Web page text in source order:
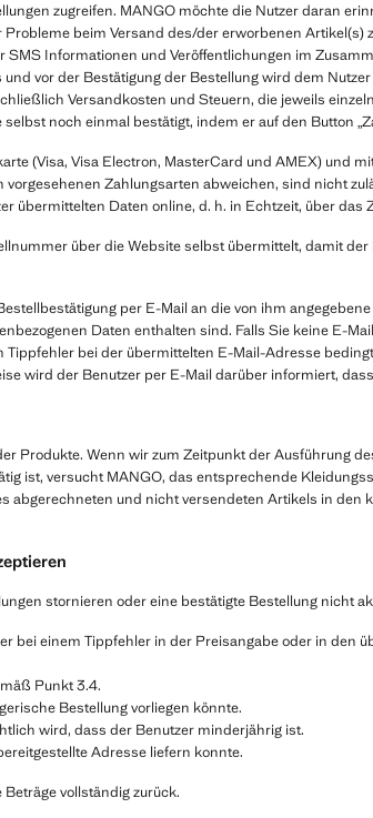
zugreifen. MANGO möchte die Nutzer daran
beim Versand des/der erworbenen Artikel(s)
Informationen und Veröffentlichungen im
vor der Bestätigung der Bestellung wird dem
Versandkosten und Steuern, die jeweils
noch einmal bestätigt, indem er auf den Button
(Visa, Visa Electron, MasterCard und AMEX) und
Zahlungsarten abweichen, sind nicht
übermittelten Daten online, d. h. in Echtzeit, über
über die Website selbst übermittelt, damit
per E-Mail an die von ihm
Daten enthalten sind. Falls Sie keine E-
bei der übermittelten E-Mail-Adresse
wird der Benutzer per E-Mail darüber informiert,
Produkte. Wenn wir zum Zeitpunkt der Ausführung
ist, versucht MANGO, das entsprechende
abgerechneten und nicht versendeten Artikels in den
stornieren oder eine bestätigte Bestellung nicht
bei einem Tippfehler in der Preisangabe oder in den
Punkt 3.4.
Bestellung vorliegen könnte.
wird, dass der Benutzer minderjährig ist.
Adresse liefern konnte.
vollständig zurück.